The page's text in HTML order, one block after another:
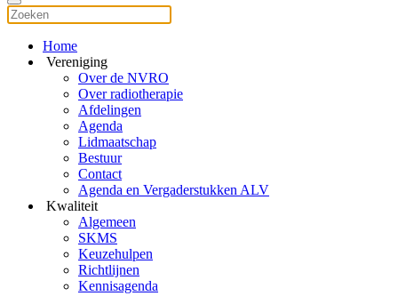
Home
Vereniging
Over de NVRO
Over radiotherapie
Afdelingen
Agenda
Lidmaatschap
Bestuur
Contact
Agenda en Vergaderstukken ALV
Kwaliteit
Algemeen
SKMS
Keuzehulpen
Richtlijnen
Kennisagenda